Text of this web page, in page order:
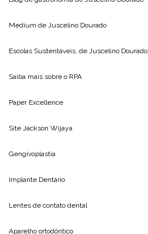
Medium de Juscelino Dourado
Escolas Sustentáveis, de Juscelino Dourado
Saiba mais sobre o RPA
Paper Excellence
Site Jackson Wijaya
Gengivoplastia
Implante Dentário
Lentes de contato dental
Aparelho ortodôntico